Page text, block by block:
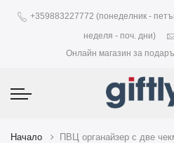
+359883227772 (понеделник -
неделя - поч. дни)
Онлайн магазин за
Начало ПВЦ органайзер с две